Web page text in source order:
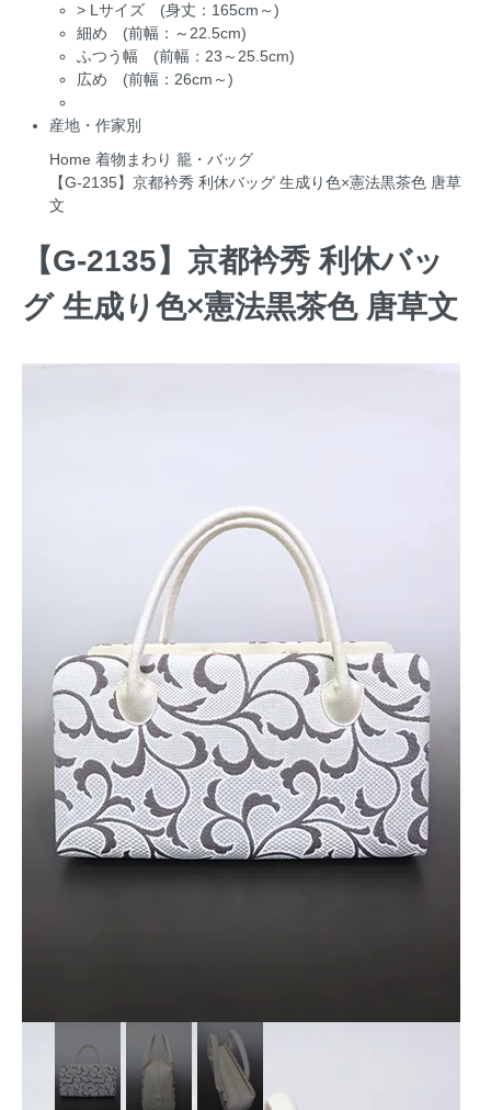
> Lサイズ (身丈：165cm～)
細め (前幅：～22.5cm)
ふつう幅 (前幅：23～25.5cm)
広め (前幅：26cm～)
産地・作家別
Home 着物まわり 籠・バッグ
【G-2135】京都衿秀 利休バッグ 生成り色×憲法黒茶色 唐草
文
【G-2135】京都衿秀 利休バッ
グ 生成り色×憲法黒茶色 唐草文